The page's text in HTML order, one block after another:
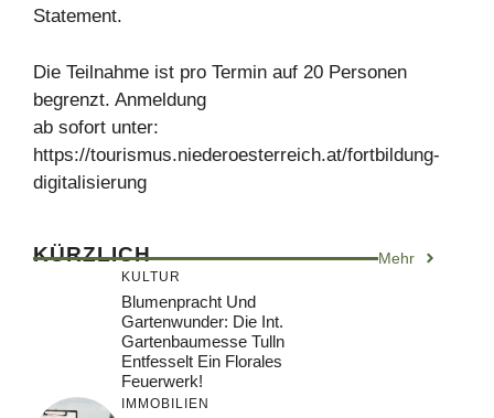
Statement.
Die Teilnahme ist pro Termin auf 20 Personen
begrenzt. Anmeldung
ab sofort unter:
https://tourismus.niederoesterreich.at/fortbildung-
digitalisierung
KÜRZLICH Mehr
KULTUR
Blumenpracht Und
Gartenwunder: Die Int.
Gartenbaumesse Tulln
Entfesselt Ein Florales
Feuerwerk!
IMMOBILIEN